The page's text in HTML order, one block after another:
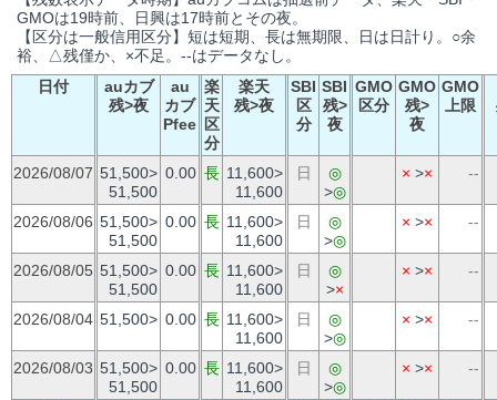
GMOは19時前、日興は17時前とその夜。
【区分は一般信用区分】短は短期、長は無期限、日は日計り。○余
裕、△残僅か、×不足。--はデータなし。
日付
auカブ
残>夜
au
カブ
Pfee
楽
天
区
分
楽天
残>夜
SBI
区
分
SBI
残>
夜
GMO
区分
GMO
残>
夜
GMO
上限
2026/08/07 51,500>
51,500
0.00 長 11,600>
11,600
日
◎
>◎
× >× --
2026/08/06 51,500>
51,500
0.00 長 11,600>
11,600
日
◎
>◎
× >× --
2026/08/05 51,500>
51,500
0.00 長 11,600>
11,600
日
◎
>×
× >× --
2026/08/04 51,500> 0.00 長 11,600>
11,600
日
◎
>◎
× >× --
2026/08/03 51,500>
51,500
0.00 長 11,600>
11,600
日
◎
>◎
× >× --